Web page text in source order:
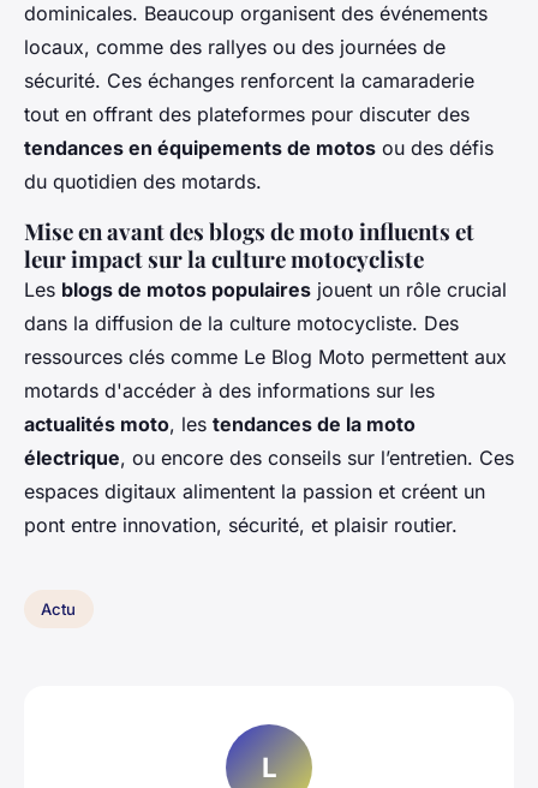
dominicales. Beaucoup organisent des événements
locaux, comme des rallyes ou des journées de
sécurité. Ces échanges renforcent la camaraderie
tout en offrant des plateformes pour discuter des
tendances en équipements de motos ou des défis
du quotidien des motards.
Mise en avant des blogs de moto influents et
leur impact sur la culture motocycliste
Les blogs de motos populaires jouent un rôle crucial
dans la diffusion de la culture motocycliste. Des
ressources clés comme Le Blog Moto permettent aux
motards d'accéder à des informations sur les
actualités moto, les tendances de la moto
électrique, ou encore des conseils sur l’entretien. Ces
espaces digitaux alimentent la passion et créent un
pont entre innovation, sécurité, et plaisir routier.
Actu
L